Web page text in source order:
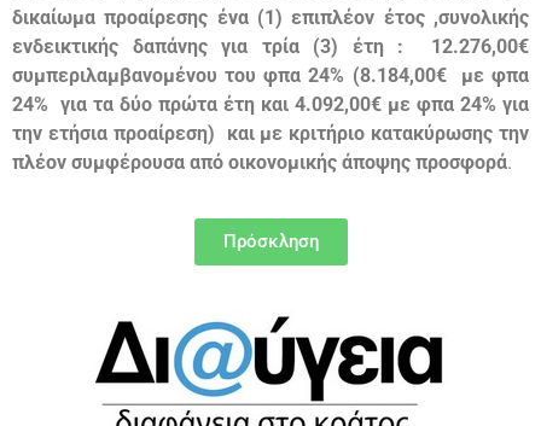
δικαίωμα προαίρεσης ένα (1) επιπλέον έτος ,συνολικής
ενδεικτικής δαπάνης για τρία (3) έτη : 12.276,00€
συμπεριλαμβανομένου του φπα 24% (8.184,00€ με φπα
24% για τα δύο πρώτα έτη και 4.092,00€ με φπα 24% για
την ετήσια προαίρεση) και με κριτήριο κατακύρωσης την
πλέον συμφέρουσα από οικονομικής άποψης προσφορά.
Πρόσκληση